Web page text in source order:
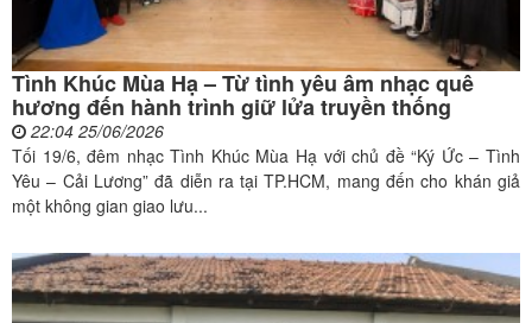
Tình Khúc Mùa Hạ – Từ tình yêu âm nhạc quê
hương đến hành trình giữ lửa truyền thống
22:04 25/06/2026
Tối 19/6, đêm nhạc Tình Khúc Mùa Hạ với chủ đề “Ký Ức – Tình
Yêu – Cải Lương” đã diễn ra tại TP.HCM, mang đến cho khán giả
một không gian giao lưu...